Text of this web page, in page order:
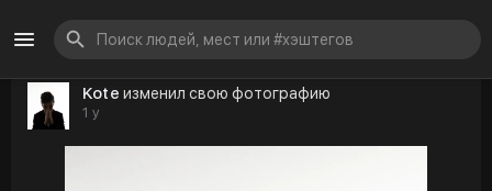
Kote изменил свою фотографию
1 y